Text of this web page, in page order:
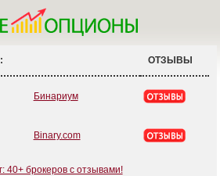
ОТЗЫВЫ
Бинариум
Binary.com
40+ брокеров с отзывами!